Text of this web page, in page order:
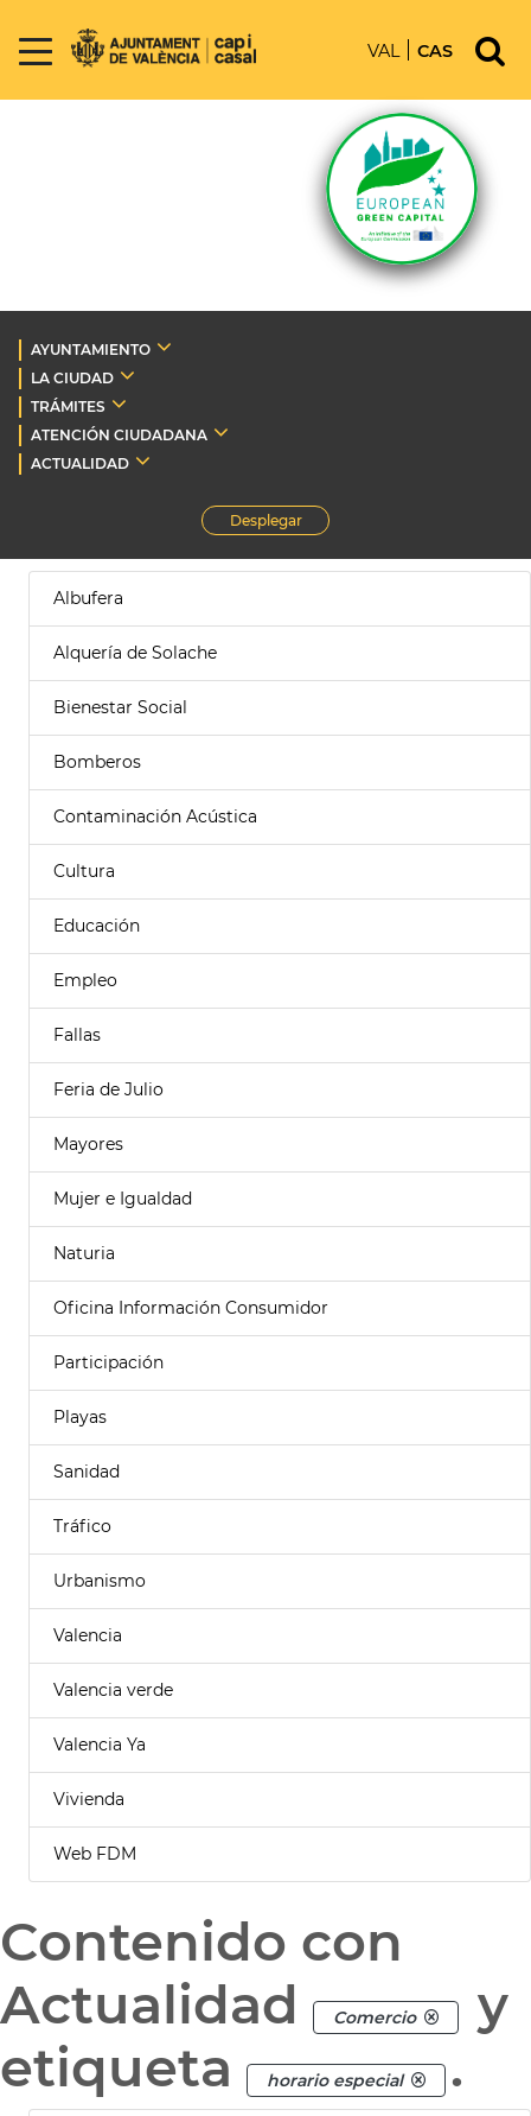
VAL CAS
AYUNTAMIENTO
LA CIUDAD
TRÁMITES
ATENCIÓN CIUDADANA
ACTUALIDAD
Desplegar
Albufera
Alquería de Solache
Bienestar Social
Bomberos
Contaminación Acústica
Cultura
Educación
Empleo
Fallas
Feria de Julio
Mayores
Mujer e Igualdad
Naturia
Oficina Información Consumidor
Participación
Playas
Sanidad
Tráfico
Urbanismo
Valencia
Valencia verde
Valencia Ya
Vivienda
Web FDM
Contenido con
Actualidad
Comercio
y
etiqueta
horario especial .